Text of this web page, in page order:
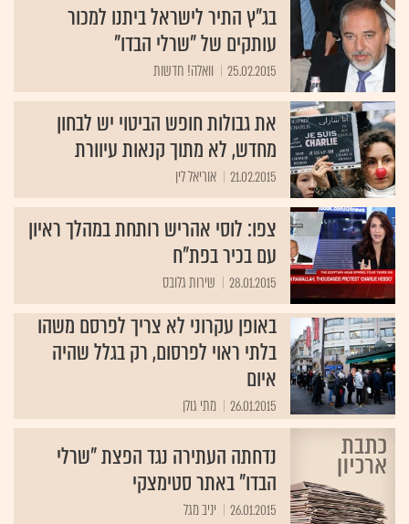
בג"ץ התיר לישראל ביתנו למכור
עותקים של "שרלי הבדו"
25.02.2015 וואלה! חדשות
את גבולות חופש הביטוי יש לבחון
מחדש, לא מתוך קנאות עיוורת
21.02.2015 אוריאל לין
צפו: לוסי אהריש רותחת במהלך ראיון
עם בכיר בפת"ח
28.01.2015 שירות גלובס
באופן עקרוני לא צריך לפרסם משהו
בלתי ראוי לפרסום, רק בגלל שהיה
איום
26.01.2015 מתי גולן
נדחתה העתירה נגד הפצת "שרלי
הבדו" באתר סטימצקי
26.01.2015 יניב מגל